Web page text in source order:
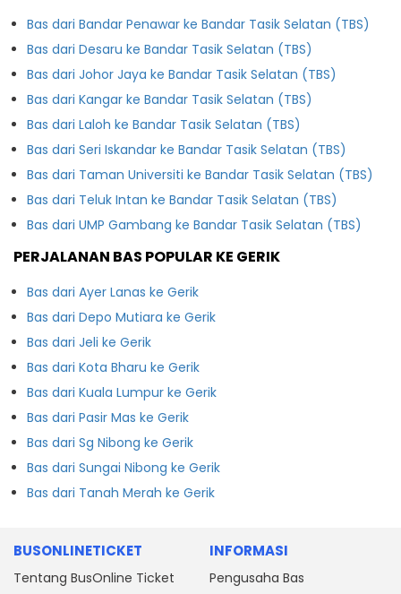
Bas dari Bandar Penawar ke Bandar Tasik Selatan (TBS)
Bas dari Desaru ke Bandar Tasik Selatan (TBS)
Bas dari Johor Jaya ke Bandar Tasik Selatan (TBS)
Bas dari Kangar ke Bandar Tasik Selatan (TBS)
Bas dari Laloh ke Bandar Tasik Selatan (TBS)
Bas dari Seri Iskandar ke Bandar Tasik Selatan (TBS)
Bas dari Taman Universiti ke Bandar Tasik Selatan (TBS)
Bas dari Teluk Intan ke Bandar Tasik Selatan (TBS)
Bas dari UMP Gambang ke Bandar Tasik Selatan (TBS)
PERJALANAN BAS POPULAR KE GERIK
Bas dari Ayer Lanas ke Gerik
Bas dari Depo Mutiara ke Gerik
Bas dari Jeli ke Gerik
Bas dari Kota Bharu ke Gerik
Bas dari Kuala Lumpur ke Gerik
Bas dari Pasir Mas ke Gerik
Bas dari Sg Nibong ke Gerik
Bas dari Sungai Nibong ke Gerik
Bas dari Tanah Merah ke Gerik
BUSONLINETICKET
Tentang BusOnline Ticket
INFORMASI
Pengusaha Bas